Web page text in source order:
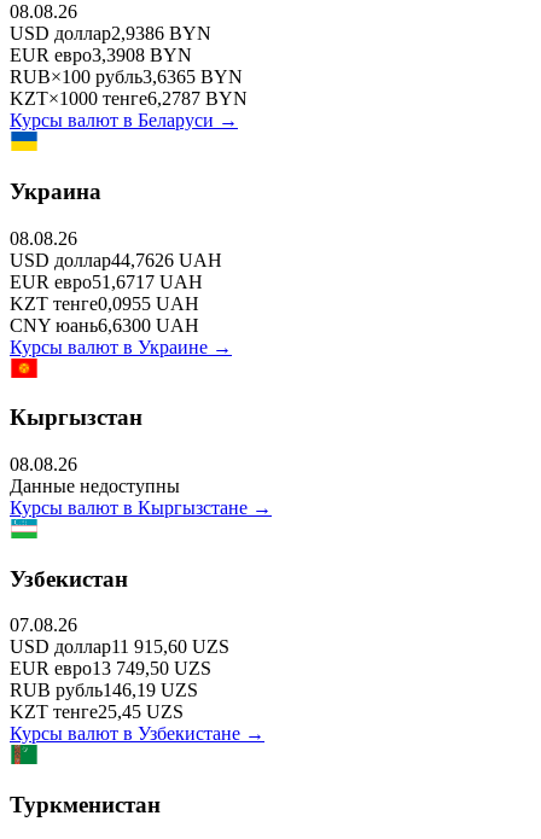
08.08.26
USD доллар2,9386 BYN
EUR евро3,3908 BYN
RUB×100 рубль3,6365 BYN
KZT×1000 тенге6,2787 BYN
Курсы валют в Беларуси →
Украина
08.08.26
USD доллар44,7626 UAH
EUR евро51,6717 UAH
KZT тенге0,0955 UAH
CNY юань6,6300 UAH
Курсы валют в Украине →
Кыргызстан
08.08.26
Данные недоступны
Курсы валют в Кыргызстане →
Узбекистан
07.08.26
USD доллар11 915,60 UZS
EUR евро13 749,50 UZS
RUB рубль146,19 UZS
KZT тенге25,45 UZS
Курсы валют в Узбекистане →
Туркменистан